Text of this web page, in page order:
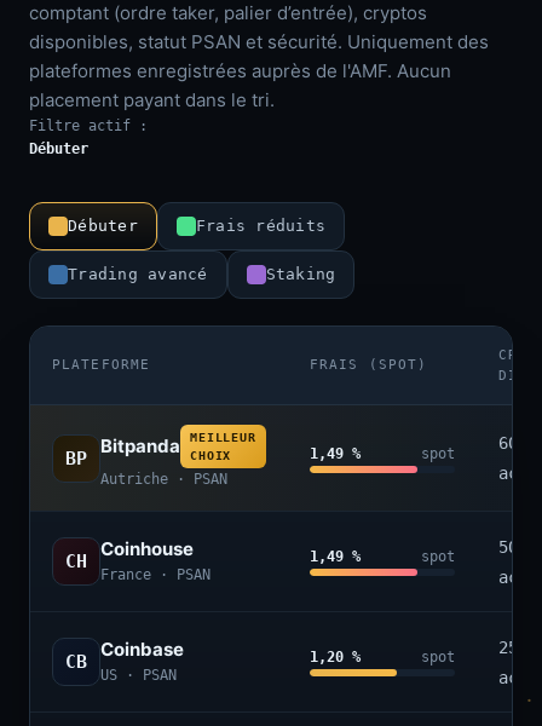
comptant (ordre taker, palier d’entrée), cryptos
disponibles, statut PSAN et sécurité. Uniquement des
plateformes enregistrées auprès de l'AMF. Aucun
placement payant dans le tri.
Filtre actif :
Débuter
Débuter Frais réduits
Trading avancé Staking
PLATEFORME FRAIS (SPOT)
BP
Bitpanda
MEILLEUR
CHOIX
Autriche · PSAN
1,49 % spot
600+
CH
Coinhouse
France · PSAN
1,49 % spot
50+
CB
Coinbase
US · PSAN
1,20 % spot
250+